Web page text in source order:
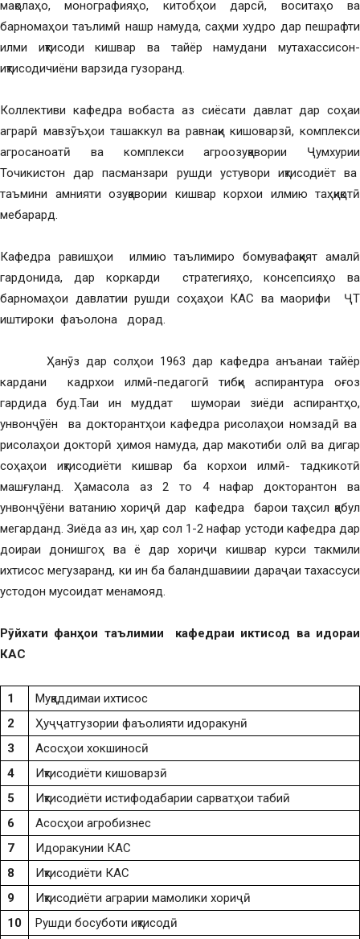
мақолаҳо, монографияҳо, китобҳои дарсӣ, воситаҳо ва
барномаҳои таълимӣ нашр намуда, саҳми худро дар пешрафти
илми иқтисоди кишвар ва тайёр намудани мутахассисон-
иқтисодичиёни варзида гузоранд.
Коллективи кафедра вобаста аз сиёсати давлат дар соҳаи
аграрӣ мавзӯъҳои ташаккул ва равнақи кишоварзӣ, комплекси
агросаноатӣ ва комплекси агроозуқавории Ҷумхурии
Точикистон дар пасманзари рушди устувори иқтисодиёт ва
таъмини амнияти озуқавории кишвар корхои илмию таҳқиқотӣ
мебарард.
Кафедра равишҳои илмию таълимиро бомувафаққият амалӣ
гардонида, дар коркарди стратегияҳо, консепсияҳо ва
барномаҳои давлатии рушди соҳаҳои КАС ва маорифи ҶТ
иштироки фаъолона дорад.
Ҳанӯз дар солҳои 1963 дар кафедра анъанаи тайёр
кардани кадрхои илмӣ-педагогӣ тибқи аспирантура оғоз
гардида буд.Таи ин муддат шумораи зиёди аспирантҳо,
унвонҷӯён ва докторантҳои кафедра рисолаҳои номзадӣ ва
рисолаҳои докторӣ ҳимоя намуда, дар макотиби олӣ ва дигар
соҳаҳои иқтисодиёти кишвар ба корхои илмӣ- тадкикотӣ
машғуланд. Ҳамасола аз 2 то 4 нафар докторантон ва
унвонҷӯёни ватанию хориҷӣ дар кафедра барои таҳсил қабул
мегарданд. Зиёда аз ин, ҳар сол 1-2 нафар устоди кафедра дар
доираи донишгоҳ ва ё дар хориҷи кишвар курси такмили
ихтисос мегузаранд, ки ин ба баландшавиии дараҷаи тахассуси
устодон мусоидат менамояд.
Рӯйхати фанҳои таълимии кафедраи иктисод ва идораи
КАС
1
Муқаддимаи ихтисос
2
Ҳуҷҷатгузории фаъолияти идоракунӣ
3
Асосҳои хокшиносӣ
4
Иқтисодиёти кишоварзӣ
5
Иқтисодиёти истифодабарии сарватҳои табиӣ
6
Асосҳои агробизнес
7
Идоракунии КАС
8
Иқтисодиёти КАС
9
Иқтисодиёти аграрии мамолики хориҷӣ
10
Рушди босуботи иқтисодӣ